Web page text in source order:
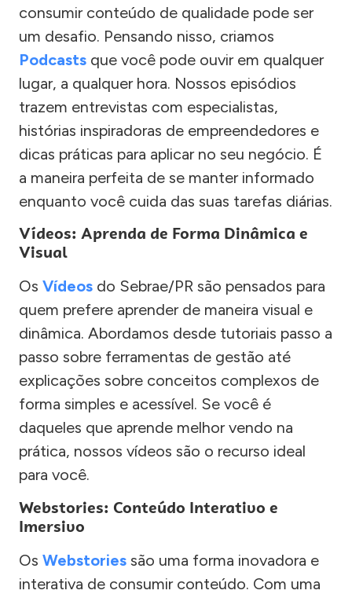
consumir conteúdo de qualidade pode ser
um desafio. Pensando nisso, criamos
Podcasts que você pode ouvir em qualquer
lugar, a qualquer hora. Nossos episódios
trazem entrevistas com especialistas,
histórias inspiradoras de empreendedores e
dicas práticas para aplicar no seu negócio. É
a maneira perfeita de se manter informado
enquanto você cuida das suas tarefas diárias.
Vídeos: Aprenda de Forma Dinâmica e
Visual
Os Vídeos do Sebrae/PR são pensados para
quem prefere aprender de maneira visual e
dinâmica. Abordamos desde tutoriais passo a
passo sobre ferramentas de gestão até
explicações sobre conceitos complexos de
forma simples e acessível. Se você é
daqueles que aprende melhor vendo na
prática, nossos vídeos são o recurso ideal
para você.
Webstories: Conteúdo Interativo e
Imersivo
Os Webstories são uma forma inovadora e
interativa de consumir conteúdo. Com uma